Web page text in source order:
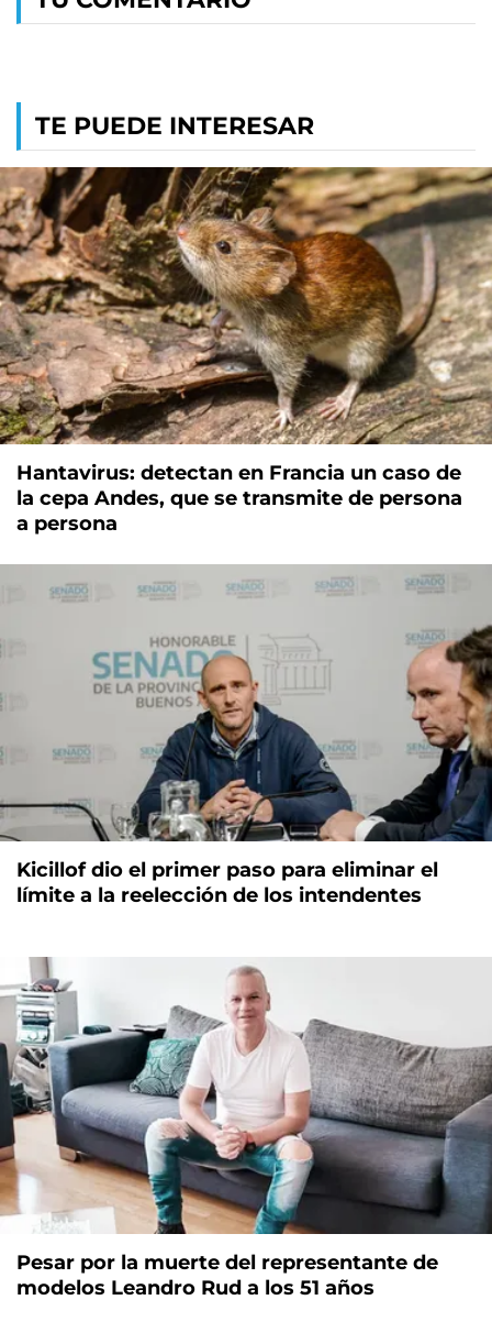
TE PUEDE INTERESAR
Hantavirus: detectan en Francia un caso de
la cepa Andes, que se transmite de persona
a persona
Kicillof dio el primer paso para eliminar el
límite a la reelección de los intendentes
Pesar por la muerte del representante de
modelos Leandro Rud a los 51 años